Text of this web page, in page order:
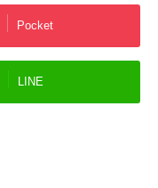
Pocket
LINE